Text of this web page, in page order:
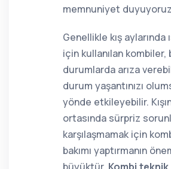
memnuniyet
Genellikle kış aylarında
için kullanılan kombiler,
durumlarda arıza
durum yaşantınızı
yönde etkileyebilir.
ortasında sürpriz
karşılaşmamak için
bakımı yaptırmanın